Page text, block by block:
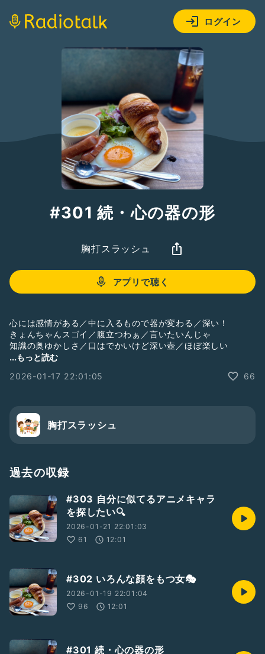
ログイン
#301 続・心の器の形
胸打スラッシュ
アプリで聴く
心には感情がある／中に入るもので器が変わる／深い！
きょんちゃんスゴイ／腹立つわぁ／言いたいんじゃ
知識の奥ゆかしさ／口はでかいけど深い壺／ほぼ楽しい
感情を作るのは言葉と経験／無いです。／材質は割れない
今度返すという宿題／人生を振り返るハタチ(?)／転換期
#会社員 #3人 #胸打スラッシュ
宿題にさせてくださいと言いつつ完全に忘れてました。
今回の話とか例を踏まえて、皆さんの心の器の形は
自分のこれまでを振り返って整理する必要があります。
収録中も言ってますが、ワタシ人からされたことは
嬉しかったことも嫌だったこともだいぶ覚えています。
簡単に言うと根に持つタイプです(笑)嫌なやつ🤣
昔あんなことあったな〜ということを、今も責めたり
それを理由に避けたりはしませんが、あった出来事は
「忘れてねェよ？」ってタイプです。怖いやつやん！
さて、わたしにぴったりの心の器、どなたか最適なもの
思いついたでしょうか🤔1 回入れたら2度と取り出せない、
...もっと読む
2026-01-17 22:01:05
66
胸打スラッシュ
過去の収録
#303 自分に似てるアニメキャラ
を探したい🔍
2026-01-21 22:01:03
61
12:01
#302 いろんな顔をもつ女🎭
2026-01-19 22:01:04
96
12:01
#301 続・心の器の形